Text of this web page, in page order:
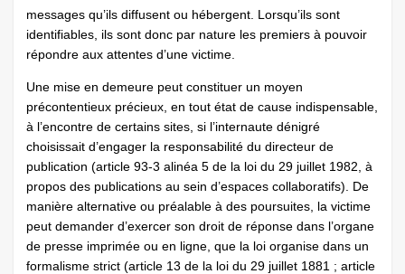
messages qu’ils diffusent ou hébergent. Lorsqu’ils sont
identifiables, ils sont donc par nature les premiers à pouvoir
répondre aux attentes d’une victime.
Une mise en demeure peut constituer un moyen
précontentieux précieux, en tout état de cause indispensable,
à l’encontre de certains sites, si l’internaute dénigré
choisissait d’engager la responsabilité du directeur de
publication (article 93-3 alinéa 5 de la loi du 29 juillet 1982, à
propos des publications au sein d’espaces collaboratifs). De
manière alternative ou préalable à des poursuites, la victime
peut demander d’exercer son droit de réponse dans l’organe
de presse imprimée ou en ligne, que la loi organise dans un
formalisme strict (article 13 de la loi du 29 juillet 1881 ; article